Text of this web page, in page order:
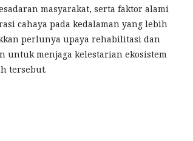
masyarakat, serta faktor alami
cahaya pada kedalaman yang lebih
perlunya upaya rehabilitasi dan
untuk menjaga kelestarian ekosistem
tersebut.